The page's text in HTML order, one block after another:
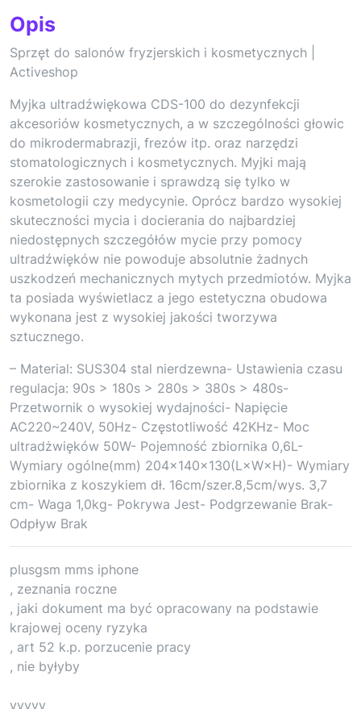
Opis
Sprzęt do salonów fryzjerskich i kosmetycznych |
Activeshop
Myjka ultradźwiękowa CDS-100 do dezynfekcji
akcesoriów kosmetycznych, a w szczególności głowic
do mikrodermabrazji, frezów itp. oraz narzędzi
stomatologicznych i kosmetycznych. Myjki mają
szerokie zastosowanie i sprawdzą się tylko w
kosmetologii czy medycynie. Oprócz bardzo wysokiej
skuteczności mycia i docierania do najbardziej
niedostępnych szczegółów mycie przy pomocy
ultradźwięków nie powoduje absolutnie żadnych
uszkodzeń mechanicznych mytych przedmiotów. Myjka
ta posiada wyświetlacz a jego estetyczna obudowa
wykonana jest z wysokiej jakości tworzywa
sztucznego.
– Material: SUS304 stal nierdzewna- Ustawienia czasu
regulacja: 90s > 180s > 280s > 380s > 480s-
Przetwornik o wysokiej wydajności- Napięcie
AC220~240V, 50Hz- Częstotliwość 42KHz- Moc
ultradżwięków 50W- Pojemność zbiornika 0,6L-
Wymiary ogólne(mm) 204x140x130(L×W×H)- Wymiary
zbiornika z koszykiem dł. 16cm/szer.8,5cm/wys. 3,7
cm- Waga 1,0kg- Pokrywa Jest- Podgrzewanie Brak-
Odpływ Brak
plusgsm mms iphone
, zeznania roczne
, jaki dokument ma być opracowany na podstawie
krajowej oceny ryzyka
, art 52 k.p. porzucenie pracy
, nie byłyby
yyyyy